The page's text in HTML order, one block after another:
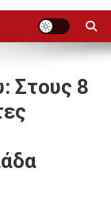
Στους 8